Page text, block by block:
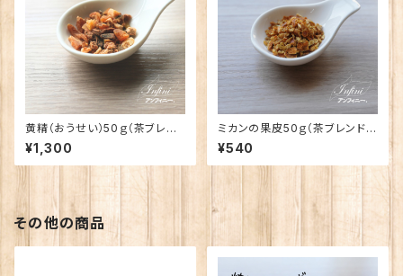
黄精（おうせい）50ｇ（茶ブレン
ド用）
¥1,300
ミカンの果皮50ｇ（茶ブレンド
用）
¥540
その他の商品